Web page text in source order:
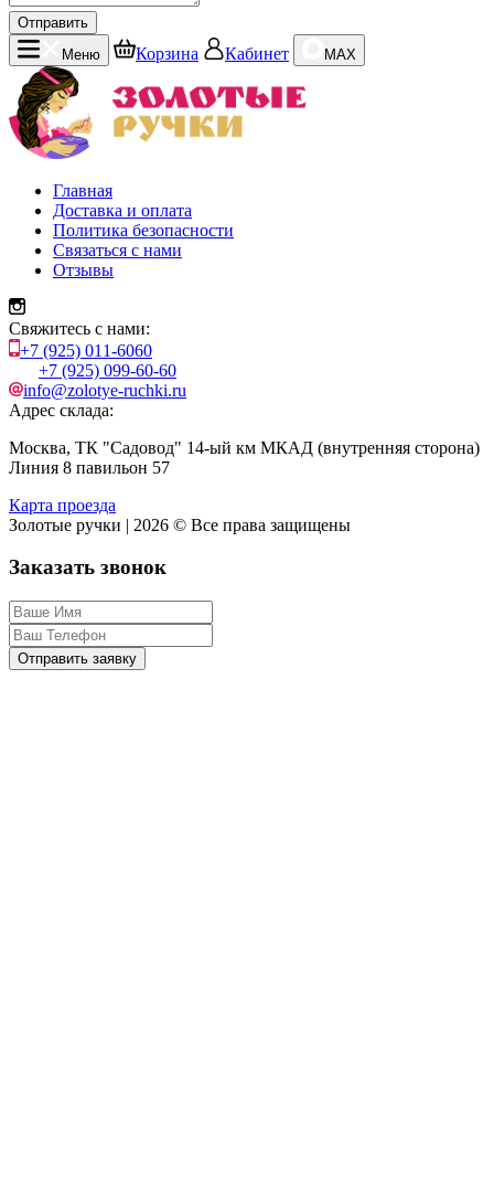
Отправить
Меню
Корзина Кабинет MAX
Главная
Доставка и оплата
Политика безопасности
Связаться с нами
Отзывы
Свяжитесь с нами:
+7 (925) 011-6060
+7 (925) 099-60-60
info@zolotye-ruchki.ru
Адрес склада:
Москва, ТК "Садовод" 14-ый км МКАД (внутренняя сторона)
Линия 8 павильон 57
Карта проезда
Золотые ручки | 2026 © Все права защищены
Заказать звонок
Отправить заявку